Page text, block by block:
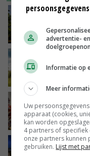
VANDAAG,
advertentie-
Informatie op
Meer
Uw
apparaat (cookies,
kan worden
4 partners of
onze partners kunnen
gebruiken. Lijst met